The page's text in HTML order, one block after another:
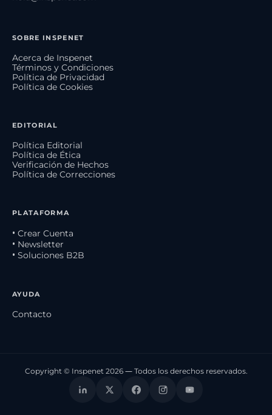
SOBRE INSPENET
Acerca de Inspenet
Términos y Condiciones
Política de Privacidad
Política de Cookies
EDITORIAL
Política Editorial
Política de Ética
Verificación de Hechos
Política de Correcciones
PLATAFORMA
• Crear Cuenta
• Newsletter
• Soluciones B2B
AYUDA
Contacto
Copyright © Inspenet 2026 — Todos los derechos reservados.